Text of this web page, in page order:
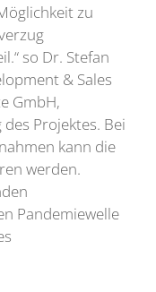
zu
so Dr. Stefan
& Sales
GmbH,
Projektes. Bei
kann die
werden.
Pandemiewelle